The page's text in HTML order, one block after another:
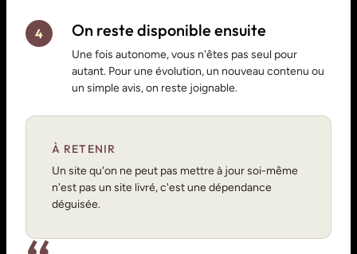
4 On reste disponible ensuite
Une fois autonome, vous n'êtes pas seul pour
autant. Pour une évolution, un nouveau contenu ou
un simple avis, on reste joignable.
À RETENIR
Un site qu'on ne peut pas mettre à jour soi-même
n'est pas un site livré, c'est une dépendance
déguisée.